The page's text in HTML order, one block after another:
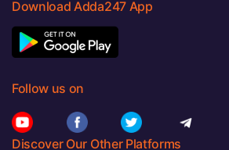
Download Adda247 App
Follow us on
Discover Our Other Platforms